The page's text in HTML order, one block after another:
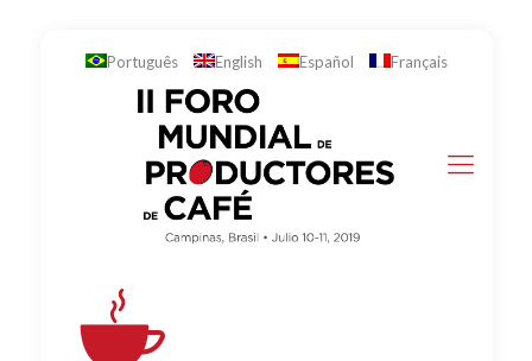
Português English Español Français